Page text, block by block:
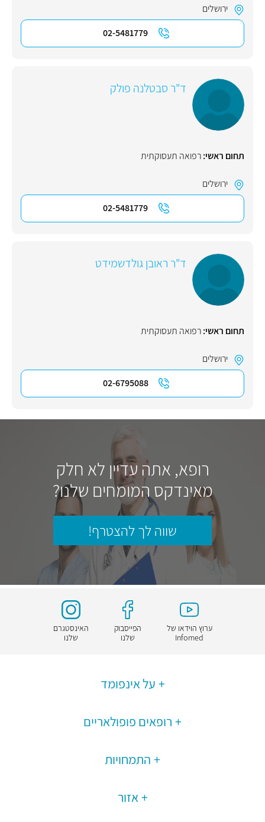
ירושלים
02-5481779
ד"ר סבטלנה פולק
תחום ראשי:רפואה תעסוקתית
ירושלים
02-5481779
ד"ר ראובן גולדשמידט
תחום ראשי:רפואה תעסוקתית
ירושלים
02-6795088
רופא, אתה עדיין לא חלק
מאינדקס המומחים שלנו?
שווה לך להצטרף!
ערוץ הוידאו של
Infomed
הפייסבוק
שלנו
האינסטגרם
שלנו
על אינפומד
רופאים פופולאריים
התמחויות
אזור